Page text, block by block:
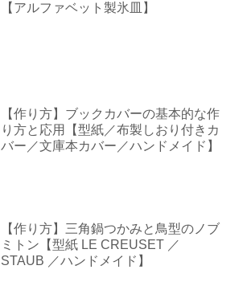
【アルファベット製氷皿】
【作り方】ブックカバーの基本的な作
り方と応用【型紙／布製しおり付きカ
バー／文庫本カバー／ハンドメイド】
【作り方】三角鍋つかみと鳥型のノブ
ミトン【型紙 LE CREUSET ／
STAUB ／ハンドメイド】